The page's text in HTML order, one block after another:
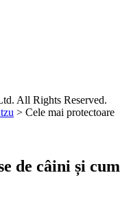
All Rights Reserved.
> Cele mai protectoare
de câini și cum